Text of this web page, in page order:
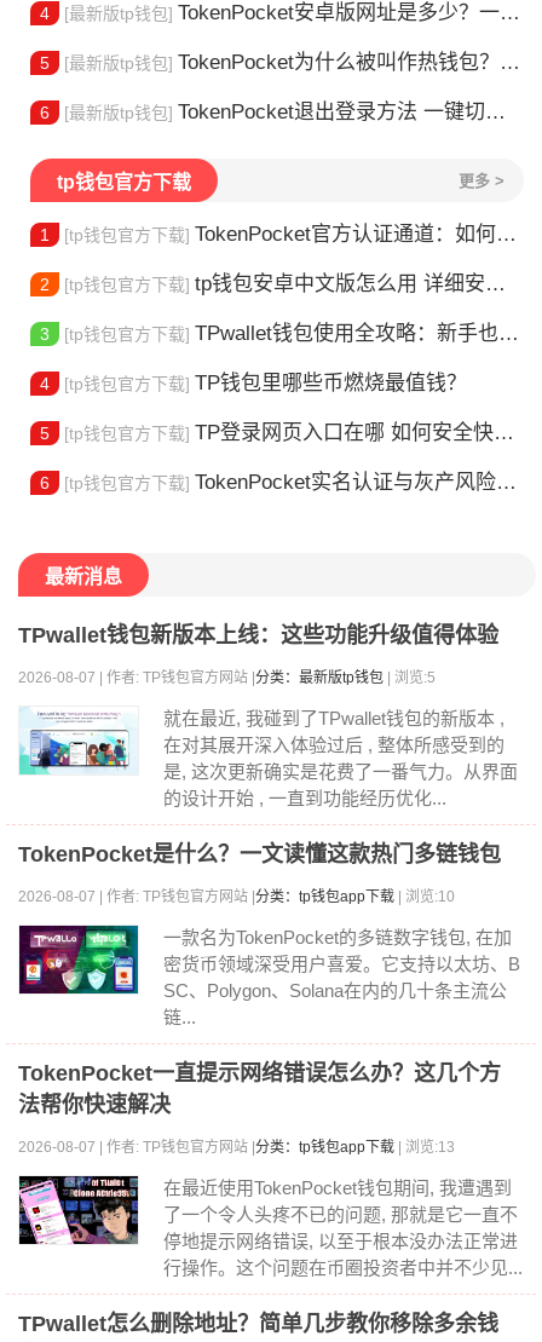
4 [最新版tp钱包] TokenPocket安卓版网址是多少？一文教你安全下载
5 [最新版tp钱包] TokenPocket为什么被叫作热钱包？一文讲清楚
6 [最新版tp钱包] TokenPocket退出登录方法 一键切换账号超简单
tp钱包官方下载 更多 >
1 [tp钱包官方下载] TokenPocket官方认证通道：如何找到真正的官方渠道
2 [tp钱包官方下载] tp钱包安卓中文版怎么用 详细安装教程
3 [tp钱包官方下载] TPwallet钱包使用全攻略：新手也能快速上手掌握
4 [tp钱包官方下载] TP钱包里哪些币燃烧最值钱？
5 [tp钱包官方下载] TP登录网页入口在哪 如何安全快速登陆平台
6 [tp钱包官方下载] TokenPocket实名认证与灰产风险全解析
最新消息
TPwallet钱包新版本上线：这些功能升级值得体验
2026-08-07 | 作者: TP钱包官方网站 | 分类：最新版tp钱包 | 浏览:5
就在最近, 我碰到了TPwallet钱包的新版本 ,
在对其展开深入体验过后 , 整体所感受到的
是, 这次更新确实是花费了一番气力。从界面
的设计开始 , 一直到功能经历优化...
TokenPocket是什么？一文读懂这款热门多链钱包
2026-08-07 | 作者: TP钱包官方网站 | 分类：tp钱包app下载 | 浏览:10
一款名为TokenPocket的多链数字钱包, 在加
密货币领域深受用户喜爱。它支持以太坊、B
SC、Polygon、Solana在内的几十条主流公
链...
TokenPocket一直提示网络错误怎么办？这几个方
法帮你快速解决
2026-08-07 | 作者: TP钱包官方网站 | 分类：tp钱包app下载 | 浏览:13
在最近使用TokenPocket钱包期间, 我遭遇到
了一个令人头疼不已的问题, 那就是它一直不
停地提示网络错误, 以至于根本没办法正常进
行操作。这个问题在币圈投资者中并不少见...
TPwallet怎么删除地址？简单几步教你移除多余钱